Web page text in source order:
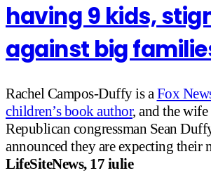
having 9 kids,
against big
Rachel Campos-Duffy is a Fox
children’s book author, and the
Republican congressman Sean
announced they are expecting their
LifeSiteNews, 17 iulie